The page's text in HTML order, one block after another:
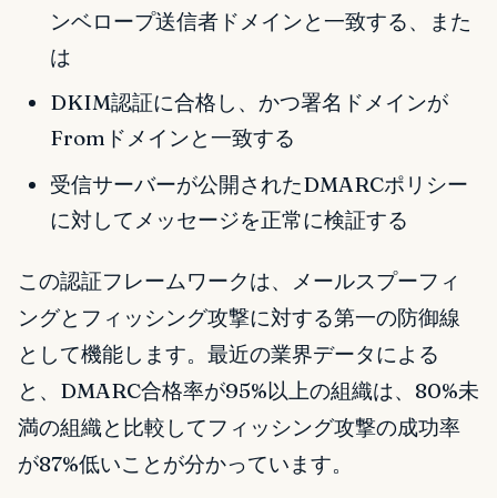
ンベロープ送信者ドメインと一致する、また
は
DKIM認証に合格し、かつ署名ドメインが
Fromドメインと一致する
受信サーバーが公開されたDMARCポリシー
に対してメッセージを正常に検証する
この認証フレームワークは、メールスプーフィ
ングとフィッシング攻撃に対する第一の防御線
として機能します。最近の業界データによる
と、DMARC合格率が95%以上の組織は、80%未
満の組織と比較してフィッシング攻撃の成功率
が87%低いことが分かっています。